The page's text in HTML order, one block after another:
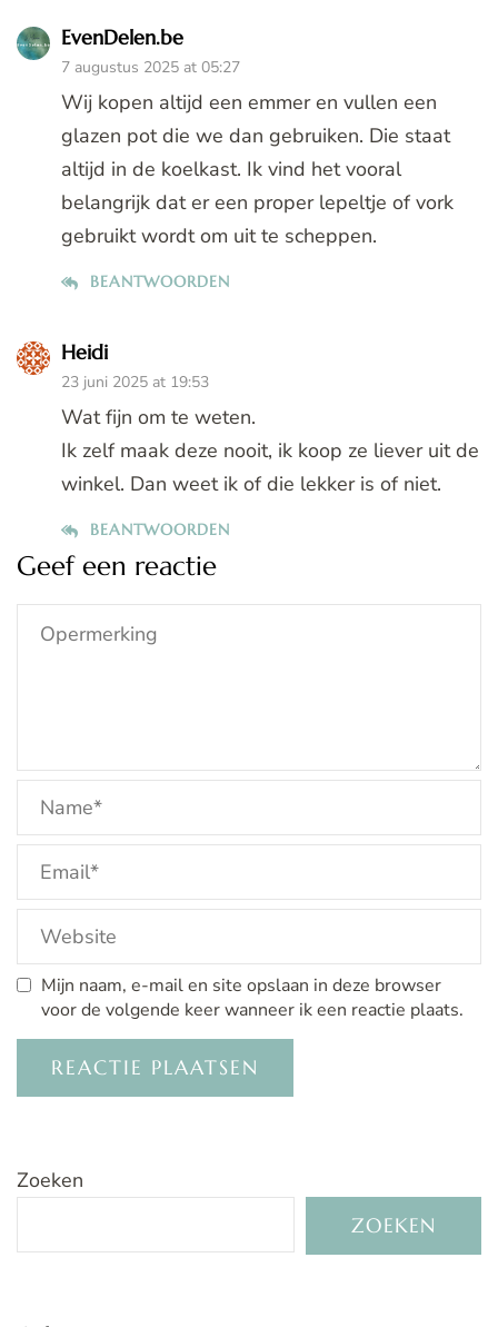
EvenDelen.be
7 augustus 2025 at 05:27
BEANTWOORDEN
Wij kopen altijd een emmer en vullen een
glazen pot die we dan gebruiken. Die staat
altijd in de koelkast. Ik vind het vooral
belangrijk dat er een proper lepeltje of vork
gebruikt wordt om uit te scheppen.
Heidi
23 juni 2025 at 19:53
BEANTWOORDEN
Wat fijn om te weten.
Ik zelf maak deze nooit, ik koop ze liever uit de
winkel. Dan weet ik of die lekker is of niet.
Geef een reactie
Mijn naam, e-mail en site opslaan in deze browser
voor de volgende keer wanneer ik een reactie plaats.
Zoeken
ZOEKEN